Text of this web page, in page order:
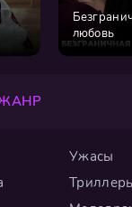
любовь
Ужасы